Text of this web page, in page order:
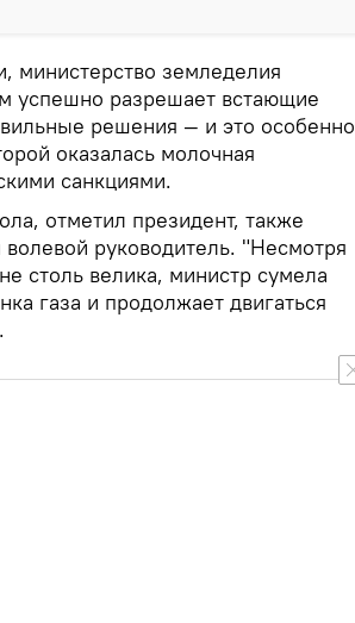
министерство земледелия
успешно разрешает встающие
решения — и это особенно
оказалась молочная
санкциями.
отметил президент, также
руководитель. "Несмотря
столь велика, министр сумела
газа и продолжает двигаться